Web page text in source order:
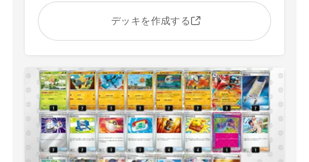
デッキを作成する